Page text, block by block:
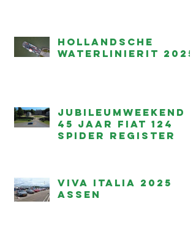
Hollandsche
waterlinierit 2025
Jubileumweekend –
45 jaar Fiat 124
Spider Register
Viva Italia 2025
Assen